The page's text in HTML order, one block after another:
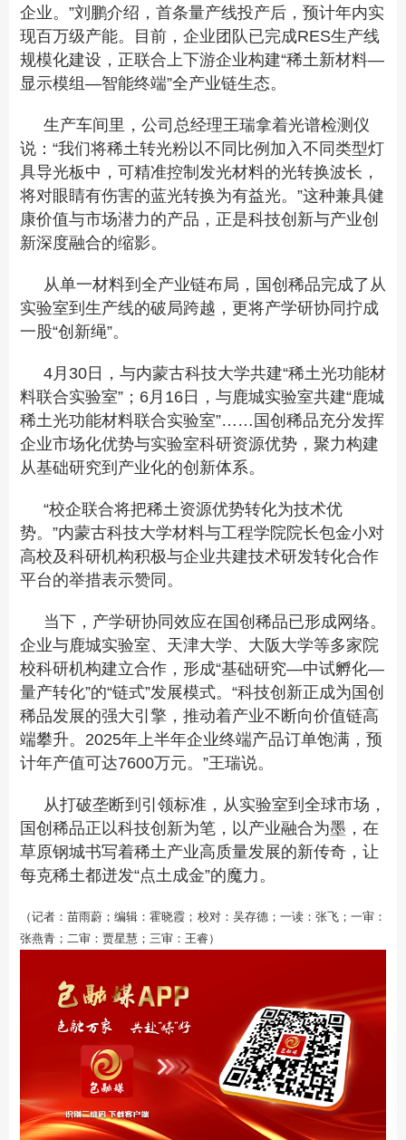
企业。”刘鹏介绍，首条量产线投产后，预计年内实
现百万级产能。目前，企业团队已完成RES生产线
规模化建设，正联合上下游企业构建“稀土新材料—
显示模组—智能终端”全产业链生态。
生产车间里，公司总经理王瑞拿着光谱检测仪
说：“我们将稀土转光粉以不同比例加入不同类型灯
具导光板中，可精准控制发光材料的光转换波长，
将对眼睛有伤害的蓝光转换为有益光。”这种兼具健
康价值与市场潜力的产品，正是科技创新与产业创
新深度融合的缩影。
从单一材料到全产业链布局，国创稀品完成了从
实验室到生产线的破局跨越，更将产学研协同拧成
一股“创新绳”。
4月30日，与内蒙古科技大学共建“稀土光功能材
料联合实验室”；6月16日，与鹿城实验室共建“鹿城
稀土光功能材料联合实验室”……国创稀品充分发挥
企业市场化优势与实验室科研资源优势，聚力构建
从基础研究到产业化的创新体系。
“校企联合将把稀土资源优势转化为技术优
势。”内蒙古科技大学材料与工程学院院长包金小对
高校及科研机构积极与企业共建技术研发转化合作
平台的举措表示赞同。
当下，产学研协同效应在国创稀品已形成网络。
企业与鹿城实验室、天津大学、大阪大学等多家院
校科研机构建立合作，形成“基础研究—中试孵化—
量产转化”的“链式”发展模式。“科技创新正成为国创
稀品发展的强大引擎，推动着产业不断向价值链高
端攀升。2025年上半年企业终端产品订单饱满，预
计年产值可达7600万元。”王瑞说。
从打破垄断到引领标准，从实验室到全球市场，
国创稀品正以科技创新为笔，以产业融合为墨，在
草原钢城书写着稀土产业高质量发展的新传奇，让
每克稀土都迸发“点土成金”的魔力。
（记者：苗雨蔚；编辑：霍晓霞；校对：吴存德；一读：张飞；一审：
张燕青；二审：贾星慧；三审：王睿）